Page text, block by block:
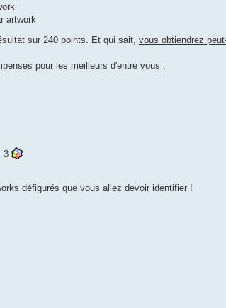
artwork
sur 240 points. Et qui sait, vous obtiendrez
pour les meilleurs d'entre vous :
3
défigurés que vous allez devoir identifier !